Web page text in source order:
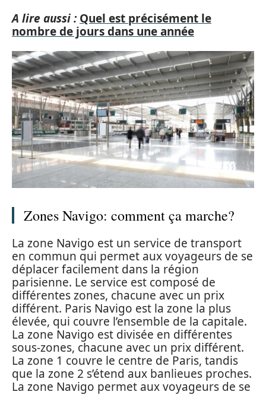
A lire aussi : Quel est précisément le
nombre de jours dans une année
Zones Navigo: comment ça marche?
La zone Navigo est un service de transport
en commun qui permet aux voyageurs de se
déplacer facilement dans la région
parisienne. Le service est composé de
différentes zones, chacune avec un prix
différent. Paris Navigo est la zone la plus
élevée, qui couvre l’ensemble de la capitale.
La zone Navigo est divisée en différentes
sous-zones, chacune avec un prix différent.
La zone 1 couvre le centre de Paris, tandis
que la zone 2 s’étend aux banlieues proches.
La zone Navigo permet aux voyageurs de se